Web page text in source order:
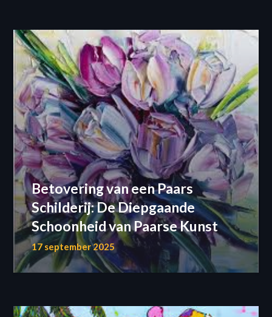
Betovering van een Paars
Schilderij: De Diepgaande
Schoonheid van Paarse Kunst
17 september 2025